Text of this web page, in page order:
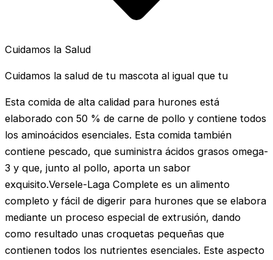
Cuidamos la Salud
Cuidamos la salud de tu mascota al igual que tu
Esta comida de alta calidad para hurones está
elaborado con 50 % de carne de pollo y contiene todos
los aminoácidos esenciales. Esta comida también
contiene pescado, que suministra ácidos grasos omega-
3 y que, junto al pollo, aporta un sabor
exquisito.Versele-Laga Complete es un alimento
completo y fácil de digerir para hurones que se elabora
mediante un proceso especial de extrusión, dando
como resultado unas croquetas pequeñas que
contienen todos los nutrientes esenciales. Este aspecto